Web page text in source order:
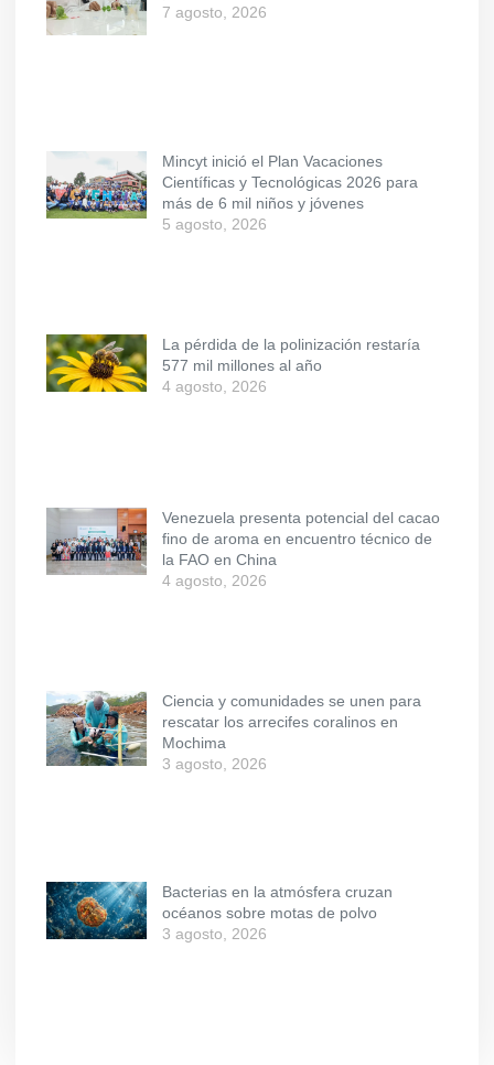
7 agosto, 2026
Mincyt inició el Plan Vacaciones
Científicas y Tecnológicas 2026 para
más de 6 mil niños y jóvenes
5 agosto, 2026
La pérdida de la polinización restaría
577 mil millones al año
4 agosto, 2026
Venezuela presenta potencial del cacao
fino de aroma en encuentro técnico de
la FAO en China
4 agosto, 2026
Ciencia y comunidades se unen para
rescatar los arrecifes coralinos en
Mochima
3 agosto, 2026
Bacterias en la atmósfera cruzan
océanos sobre motas de polvo
3 agosto, 2026